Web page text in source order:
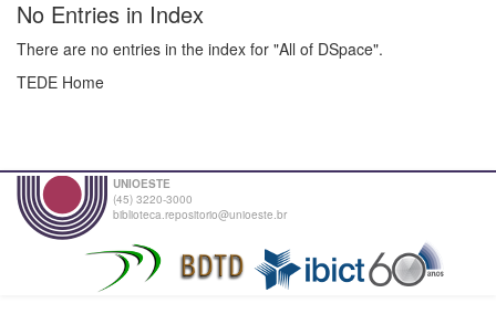
No Entries in Index
There are no entries in the index for "All of DSpace".
TEDE Home
UNIOESTE
(45) 3220-3000
biblioteca.repositorio@unioeste.br